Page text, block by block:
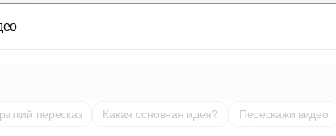
пересказ Какая основная идея? Перескажи видео